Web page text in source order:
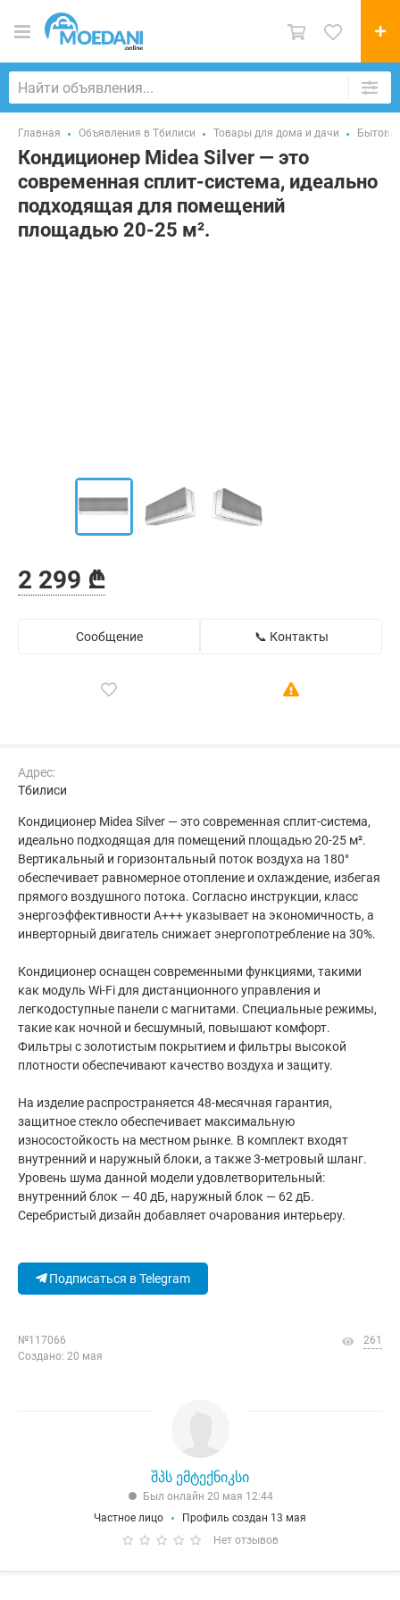
Главная Объявления в Тбилиси Товары для дома и дачи
Кондиционер Midea Silver — это
современная сплит-система, идеально
подходящая для помещений
площадью 20-25 м².
2 299 ₾
Сообщение 📞 Контакты
Адрес:
Тбилиси
Кондиционер Midea Silver — это современная сплит-система,
идеально подходящая для помещений площадью 20-25 м².
Вертикальный и горизонтальный поток воздуха на 180°
обеспечивает равномерное отопление и охлаждение, избегая
прямого воздушного потока. Согласно инструкции, класс
энергоэффективности A+++ указывает на экономичность, а
инверторный двигатель снижает энергопотребление на 30%.
Кондиционер оснащен современными функциями, такими
как модуль Wi-Fi для дистанционного управления и
легкодоступные панели с магнитами. Специальные режимы,
такие как ночной и бесшумный, повышают комфорт.
Фильтры с золотистым покрытием и фильтры высокой
плотности обеспечивают качество воздуха и защиту.
На изделие распространяется 48-месячная гарантия,
защитное стекло обеспечивает максимальную
износостойкость на местном рынке. В комплект входят
внутренний и наружный блоки, а также 3-метровый шланг.
Уровень шума данной модели удовлетворительный:
внутренний блок — 40 дБ, наружный блок — 62 дБ.
Серебристый дизайн добавляет очарования интерьеру.
Подписаться в Telegram
№117066
Создано: 20 мая
261
შპს ემტექნიკსი
Был онлайн 20 мая 12:44
Частное лицо
Профиль создан 13 мая
Нет отзывов